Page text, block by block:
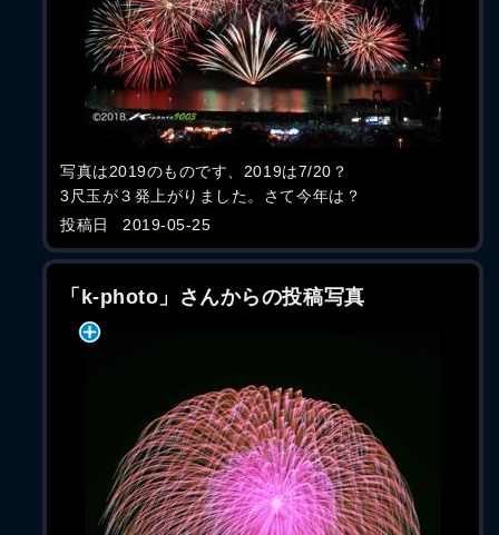
写真は2019のものです、2019は7/20？
3尺玉が３発上がりました。さて今年は？
投稿日
2019-05-25
「k-photo」さんからの投稿写真